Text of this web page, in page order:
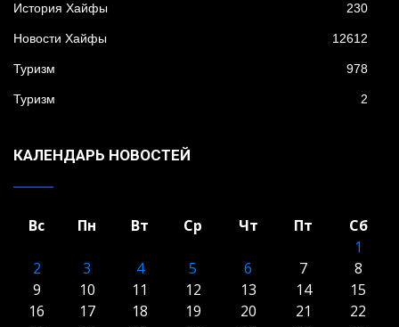
История Хайфы 230
Новости Хайфы 12612
Туризм 978
Туризм 2
КАЛЕНДАРЬ НОВОСТЕЙ
Вс Пн Вт Ср Чт Пт
Сб
1
2
3 4 5 6 7
8
9
10 11 12 13 14
15
16
17 18 19 20 21
22